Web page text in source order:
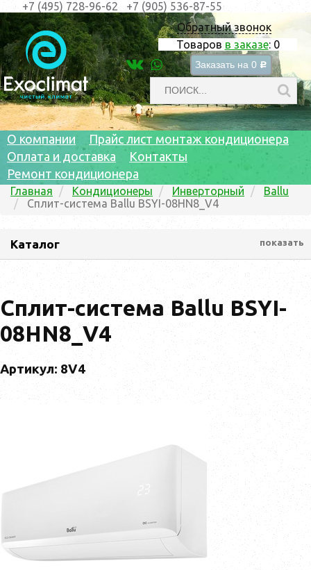
Обратный звонок
Товаров в заказе: 0
Заказать на 0 c
+7 (495) 728-96-62 +7 (905) 536-87-55
О компании
Прайс лист монтаж кондиционера
Оплата и доставка
Контакты
Ремонт кондиционера
Главная Кондиционеры Инверторный
Ballu
Сплит-система Ballu BSYI-08HN8_V4
Каталог показать
Сплит-система Ballu BSYI-
08HN8_V4
Артикул: 8V4